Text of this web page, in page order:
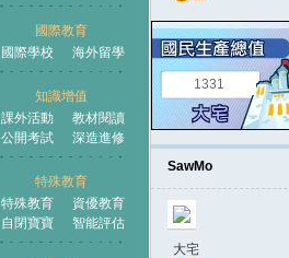
國際教育
國際學校
海外留學
知識增值
課外活動
教材閱讀
公開考試
深造進修
特殊教育
特殊教育
資優教育
自閉寶寶
智能評估
1331
SawMo
大宅